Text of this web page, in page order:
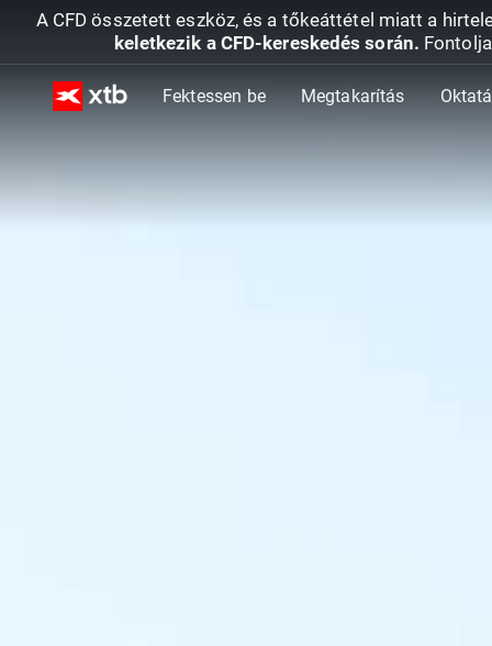
A CFD összetett eszköz, és a tőkeáttétel miatt a
keletkezik a CFD-kereskedés során.
Fektessen be Megtakarítás